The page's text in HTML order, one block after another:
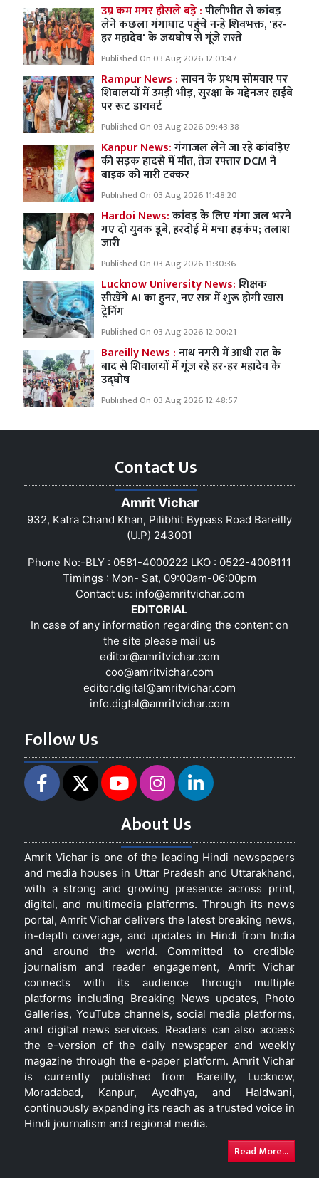
उम्र कम मगर हौसले बड़े :पीलीभीत से कांवड़
लेने कछला गंगाघाट पहुंचे नन्हे शिवभक्त, 'हर-
हर महादेव' के जयघोष से गूंजे रास्ते
Published On 03 Aug 2026 12:01:47
Rampur News :सावन के प्रथम सोमवार पर
शिवालयों में उमड़ी भीड़, सुरक्षा के मद्देनजर हाईवे
पर रूट डायवर्ट
Published On 03 Aug 2026 09:43:38
Kanpur News:गंगाजल लेने जा रहे कांवड़िए
की सड़क हादसे में मौत, तेज रफ्तार DCM ने
बाइक को मारी टक्कर
Published On 03 Aug 2026 11:48:20
Hardoi News:कांवड़ के लिए गंगा जल भरने
गए दो युवक डूबे, हरदोई में मचा हड़कंप; तलाश
जारी
Published On 03 Aug 2026 11:30:36
Lucknow University News:शिक्षक
सीखेंगे AI का हुनर, नए सत्र में शुरू होगी खास
ट्रेनिंग
Published On 03 Aug 2026 12:00:21
Bareilly News :नाथ नगरी में आधी रात के
बाद से शिवालयों में गूंज रहे हर-हर महादेव के
उद्घोष
Published On 03 Aug 2026 12:48:57
Contact Us
Amrit Vichar
932, Katra Chand Khan, Pilibhit Bypass Road Bareilly
(U.P) 243001
Phone No:-BLY : 0581-4000222 LKO : 0522-4008111
Timings : Mon- Sat, 09:00am-06:00pm
Contact us: info@amritvichar.com
EDITORIAL
In case of any information regarding the content on
the site please mail us
editor@amritvichar.com
coo@amritvichar.com
editor.digital@amritvichar.com
info.digtal@amritvichar.com
Follow Us
About Us
Amrit Vichar is one of the leading Hindi newspapers
and media houses in Uttar Pradesh and Uttarakhand,
with a strong and growing presence across print,
digital, and multimedia platforms. Through its news
portal, Amrit Vichar delivers the latest breaking news,
in-depth coverage, and updates in Hindi from India
and around the world. Committed to credible
journalism and reader engagement, Amrit Vichar
connects with its audience through multiple
platforms including Breaking News updates, Photo
Galleries, YouTube channels, social media platforms,
and digital news services. Readers can also access
the e-version of the daily newspaper and weekly
magazine through the e-paper platform. Amrit Vichar
is currently published from Bareilly, Lucknow,
Moradabad, Kanpur, Ayodhya, and Haldwani,
continuously expanding its reach as a trusted voice in
Hindi journalism and regional media.
Read More...